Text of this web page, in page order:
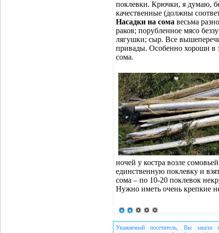
поклевки. Крючки, я думаю,
качественные (должны
Насадки на сома весьма
раков; порубленное мясо
лягушки; сыр. Все
привады. Особенно хороши в
сома.
ночей у костра возле
единственную поклевку и
сома – по 10-20 поклевок
Нужно иметь очень крепкие
Уважаемый посетитель, Вы зашли